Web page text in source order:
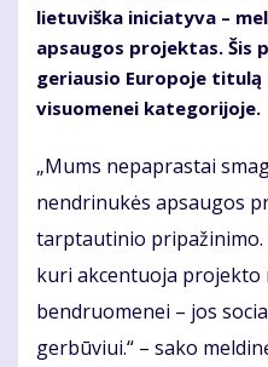
lietuviška iniciatyva –
apsaugos projektas. Šis
geriausio Europoje titulą
visuomenei kategorijoje.
„Mums nepaprastai
nendrinukės apsaugos
tarptautinio pripažinimo.
kuri akcentuoja projekto
bendruomenei – jos
gerbūviui.“ – sako